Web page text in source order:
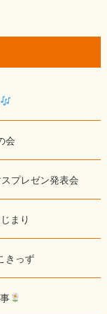
会
プレゼン発表会
まり
きっず